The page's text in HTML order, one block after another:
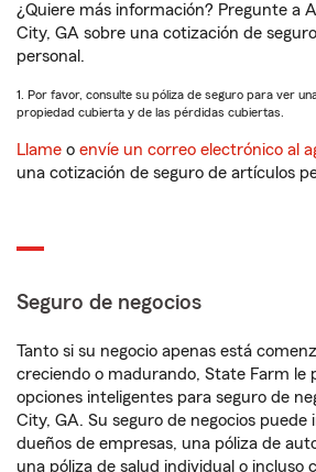
¿Quiere más información? Pregunte a
City, GA sobre una cotización de
personal.
1. Por favor, consulte su póliza de seguro para ver
propiedad cubierta y de las pérdidas cubiertas.
Llame o envíe un correo electrónico al
una cotización de seguro de artículos
Seguro de negocios
Tanto si su negocio apenas está
creciendo o madurando, State Farm le
opciones inteligentes para seguro de
City, GA. Su seguro de negocios puede
dueños de empresas, una póliza de
una póliza de salud individual o incluso